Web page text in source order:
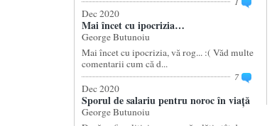
Dec 2020
Mai încet cu ipocrizia…
George Butunoiu
Mai încet cu ipocrizia, vă rog... :( Văd multe
comentarii cum că d...
7
Dec 2020
Sporul de salariu pentru noroc în viață
George Butunoiu